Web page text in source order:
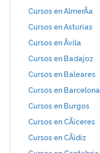
Cursos en AlmerÃ­a
Cursos en Asturias
Cursos en Ãvila
Cursos en Badajoz
Cursos en Baleares
Cursos en Barcelona
Cursos en Burgos
Cursos en CÃ¡ceres
Cursos en CÃ¡diz